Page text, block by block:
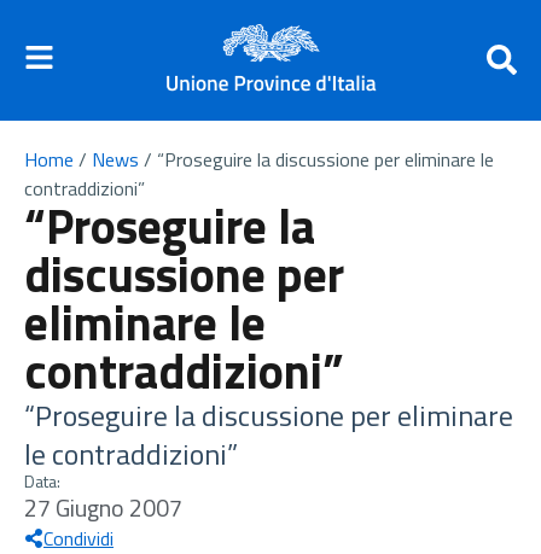
Home / News / “Proseguire la discussione per eliminare le
contraddizioni”
“Proseguire la
discussione per
eliminare le
contraddizioni”
“Proseguire la discussione per eliminare
le contraddizioni”
Data:
27 Giugno 2007
Condividi